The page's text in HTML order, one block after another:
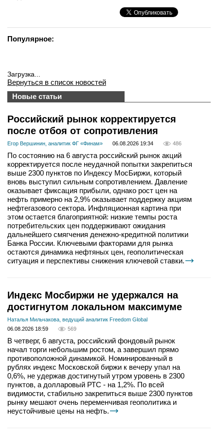
Популярное:
Загрузка...
Вернуться в список новостей
Новые статьи
Российский рынок корректируется
после отбоя от сопротивления
Егор Вершинин, аналитик ФГ «Финам» 06.08.2026 19:34 486
По состоянию на 6 августа российский рынок акций
корректируется после неудачной попытки закрепиться
выше 2300 пунктов по Индексу МосБиржи, который
вновь выступил сильным сопротивлением. Давление
оказывает фиксация прибыли, однако рост цен на
нефть примерно на 2,9% оказывает поддержку акциям
нефтегазового сектора. Инфляционная картина при
этом остается благоприятной: низкие темпы роста
потребительских цен поддерживают ожидания
дальнейшего смягчения денежно-кредитной политики
Банка России. Ключевыми факторами для рынка
остаются динамика нефтяных цен, геополитическая
ситуация и перспективы снижения ключевой ставки.
Индекс Мосбиржи не удержался на
достигнутом локальном максимуме
Наталья Мильчакова, ведущий аналитик Freedom Global
06.08.2026 18:59
569
В четверг, 6 августа, российский фондовый рынок
начал торги небольшим ростом, а завершил прямо
противоположной динамикой. Номинированный в
рублях индекс Московской биржи к вечеру упал на
0,6%, не удержав достигнутый утром уровень в 2300
пунктов, а долларовый РТС - на 1,2%. По всей
видимости, стабильно закрепиться выше 2300 пунктов
рынку мешают очень переменчивая геополитика и
неустойчивые цены на нефть.